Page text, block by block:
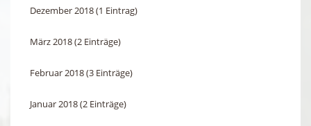
Dezember 2018 (1 Eintrag)
März 2018 (2 Einträge)
Februar 2018 (3 Einträge)
Januar 2018 (2 Einträge)